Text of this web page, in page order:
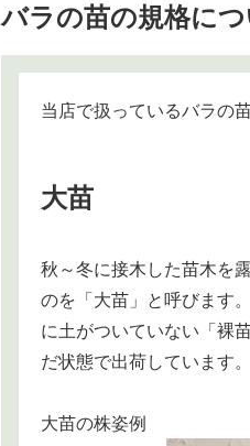
バラの苗の規格に
当店で扱っているバラの
大苗
秋～冬に接木した苗木を
のを「大苗」と呼びます
に土がついていない「裸
だ状態で出荷しています
大苗の株姿例